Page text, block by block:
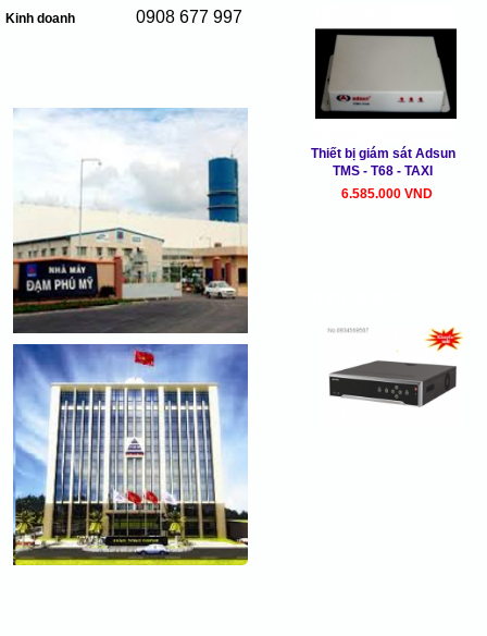
Kinh doanh 0908 677 997
Thiết bị giám sát Adsun
TMS - T68 - TAXI
6.585.000 VND